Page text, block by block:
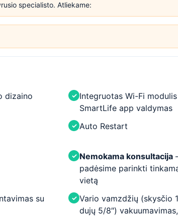
specialisto. Atliekame:
dizaino
✓ Integruotas Wi-Fi
SmartLife app valdymas
✓ Auto Restart
✓ Nemokama konsultacija
padėsime parinkti
vietą
su
✓ Vario vamzdžių (skysčio
dujų 5/8″)